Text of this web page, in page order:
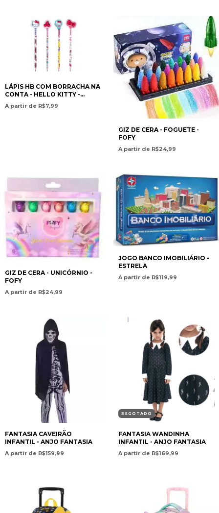
LÁPIS HB COM BORRACHA NA
CONTA - HELLO KITTY -
LEO&LEO
A partir de R$7,99
GIZ DE CERA - FOGUETE -
FOFY
A partir de R$24,99
GIZ DE CERA - UNICÓRNIO -
FOFY
A partir de R$24,99
JOGO BANCO IMOBILIÁRIO -
ESTRELA
A partir de R$119,99
FANTASIA CAVEIRÃO
INFANTIL - ANJO FANTASIA
A partir de R$159,99
ESGOTADO
FANTASIA WANDINHA
INFANTIL - ANJO FANTASIA
A partir de R$169,99